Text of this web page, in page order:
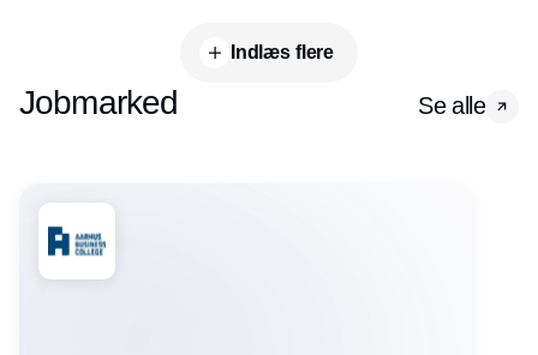
Indlæs flere
Jobmarked Se alle